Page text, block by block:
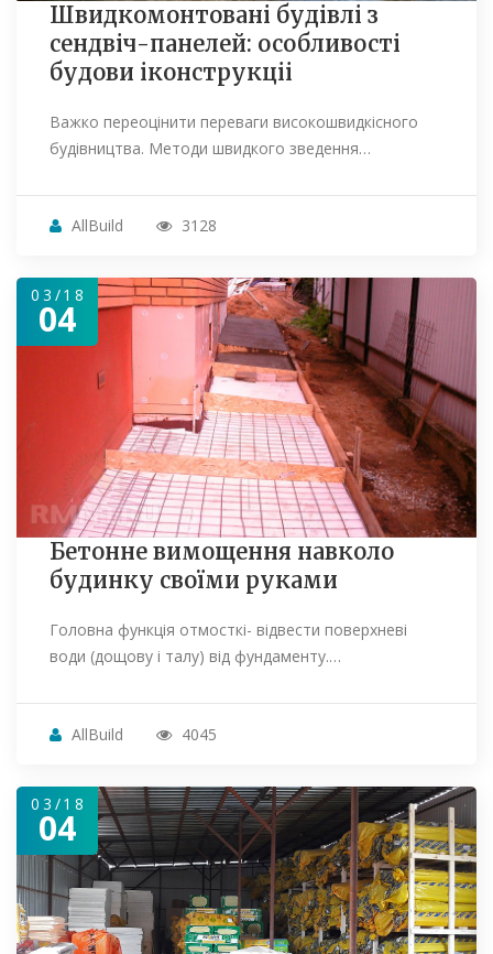
Швидкомонтовані будівлі з
сендвіч-панелей: особливості
будови іконструкціі
Важко переоцінити переваги високошвидкісного
будівництва. Методи швидкого зведення…
AllBuild 3128
03/18
04
Бетонне вимощення навколо
будинку своїми руками
Головна функція отмосткі- відвести поверхневі
води (дощову і талу) від фундаменту.…
AllBuild 4045
03/18
04